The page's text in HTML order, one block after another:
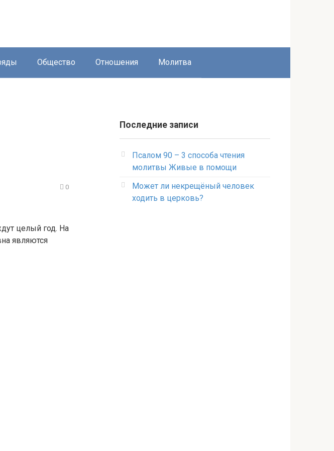
Общество Отношения Молитва
0
целый год. На
являются
Последние записи
Псалом 90 – 3 способа чтения
молитвы Живые в помощи
Может ли некрещёный человек
ходить в церковь?